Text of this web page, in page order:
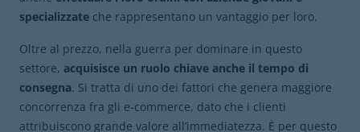
specializzate che rappresentano un vantaggio per loro.
Oltre al prezzo, nella guerra per dominare in questo
settore, acquisisce un ruolo chiave anche il tempo di
consegna. Si tratta di uno dei fattori che genera maggiore
concorrenza fra gli e-commerce, dato che i clienti
attribuiscono grande valore all’immediatezza. È per questo